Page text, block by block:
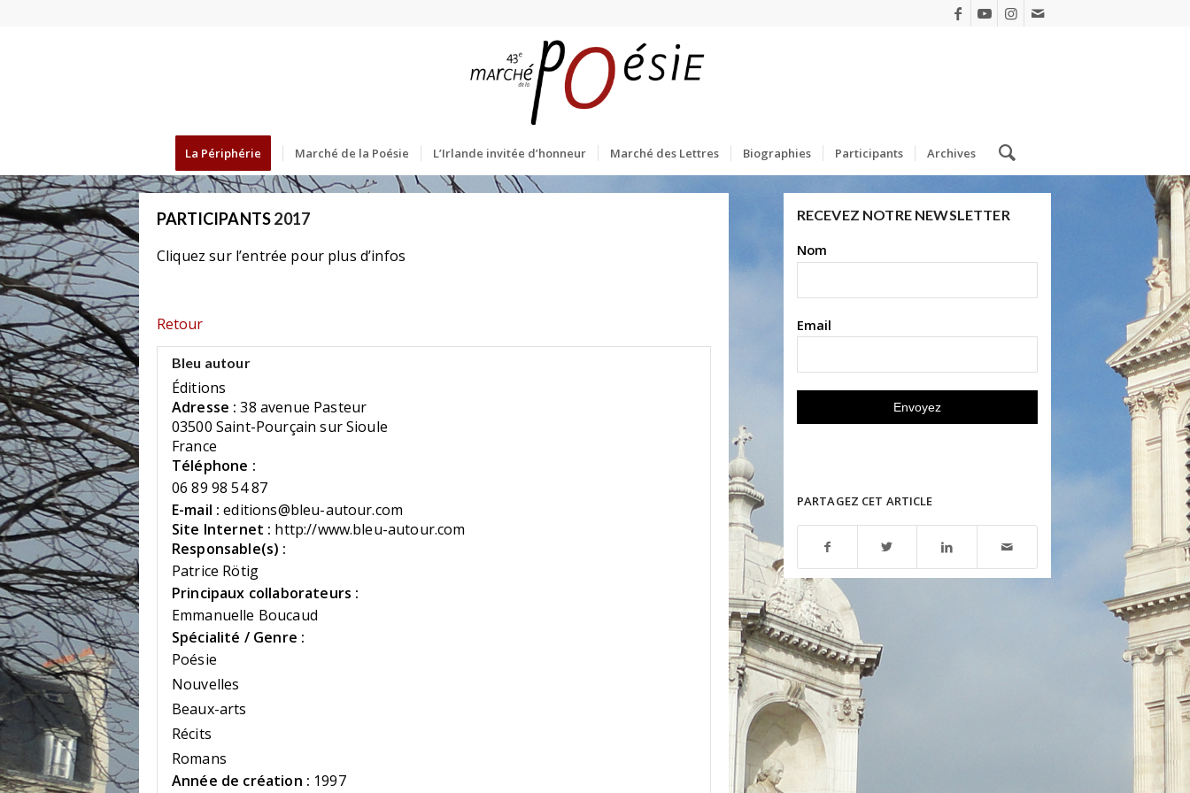
La Périphérie Marché de la Poésie L’Irlande invitée d’honneur Marché des Lettres Biographies Participants Archives
PARTICIPANTS2017
Cliquez sur l’entrée pour plus d’infos
Retour
Bleu autour
Éditions
Adresse : 38 avenue Pasteur
03500 Saint-Pourçain sur Sioule
France
Téléphone :
06 89 98 54 87
E-mail : editions@bleu-autour.com
Site Internet : http://www.bleu-autour.com
Responsable(s) :
Patrice Rötig
Principaux collaborateurs :
Emmanuelle Boucaud
Spécialité / Genre :
Poésie
Nouvelles
Beaux-arts
Récits
Romans
Année de création : 1997
RECEVEZ NOTRE NEWSLETTER
Nom
Email
PARTAGEZ CET ARTICLE